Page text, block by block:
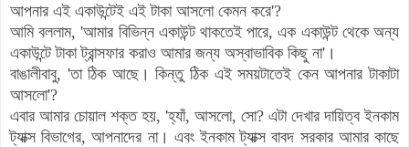
আপনার এই একাউন্টেই এই টাকা আসলো কেমন করে'?
আমি বললাম, 'আমার বিভিন্ন একাউন্ট থাকতেই পারে, এক একাউন্ট থেকে অন্য
একাউন্টে টাকা ট্রান্সফার করাও আমার জন্য অস্বাভাবিক কিছু না'।
বাঙালীবাবু, 'তা ঠিক আছে। কিন্তু ঠিক এই সময়টাতেই কেন আপনার টাকাটা
আসলো'?
এবার আমার চোয়াল শক্ত হয়, 'হ্যাঁ, আসলো, সো? এটা দেখার দায়িত্ব ইনকাম
ট্যাক্স বিভাগের, আপনাদের না। এবং ইনকাম ট্যাক্স বাবদ সরকার আমার কাছে